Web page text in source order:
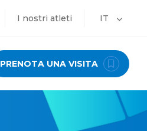
I nostri atleti IT
PRENOTA UNA VISITA